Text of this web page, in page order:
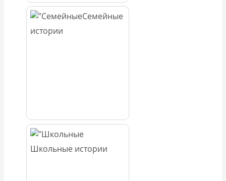
Семейные
истории
Школьные истории